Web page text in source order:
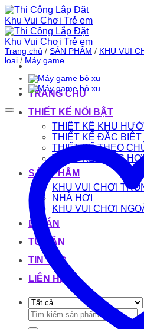
Bỏ
qua
nội
dung
TRANG CHỦ
THIẾT KẾ NỔI BẬT
THIẾT KẾ KHU
THIẾT KẾ ĐẶC BIỆT
THIẾT KẾ THEO
THIẾT KẾ TỔNG HỢP
SẢN PHẨM
KHU VUI CHƠI
NHÀ HƠI
KHU VUI CHƠI
DỰ ÁN
TƯ VẤN
TIN TỨC
LIÊN HỆ
Tìm
kiếm:
Trang chủ / SẢN PHẨM / KHU VUI
loại / Máy game